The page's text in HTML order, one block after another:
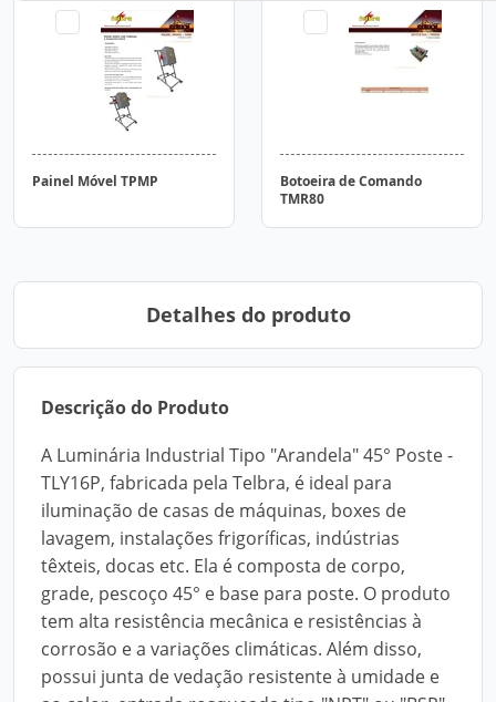
Painel Móvel TPMP
Botoeira de Comando
TMR80
Detalhes do produto
Descrição do Produto
A Luminária Industrial Tipo "Arandela" 45° Poste -
TLY16P, fabricada pela Telbra, é ideal para
iluminação de casas de máquinas, boxes de
lavagem, instalações frigoríficas, indústrias
têxteis, docas etc. Ela é composta de corpo,
grade, pescoço 45° e base para poste. O produto
tem alta resistência mecânica e resistências à
corrosão e a variações climáticas. Além disso,
possui junta de vedação resistente à umidade e